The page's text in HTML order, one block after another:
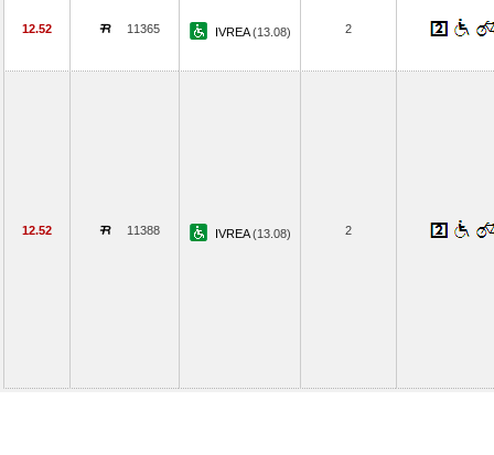
12.52 11365 IVREA(13.08) 2
12.52 11388 IVREA(13.08) 2